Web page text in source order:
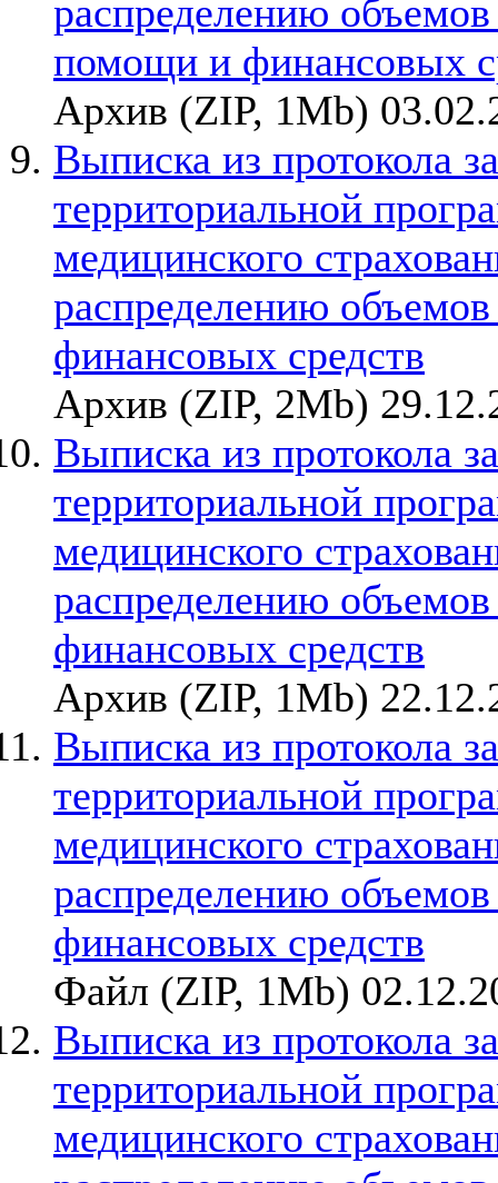
распределению
помощи и финансовых
Архив (ZIP, 1Mb)
Выписка из протокола
территориальной
медицинского
распределению
финансовых средств
Архив (ZIP, 2Mb)
Выписка из протокола
территориальной
медицинского
распределению
финансовых средств
Архив (ZIP, 1Mb)
Выписка из протокола
территориальной
медицинского
распределению
финансовых средств
Файл (ZIP, 1Mb)
Выписка из протокола
территориальной
медицинского